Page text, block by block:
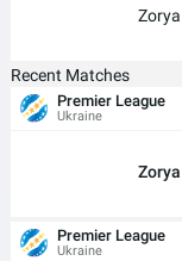
Zorya
Recent Matches
Premier League
Ukraine
Zorya
Premier League
Ukraine